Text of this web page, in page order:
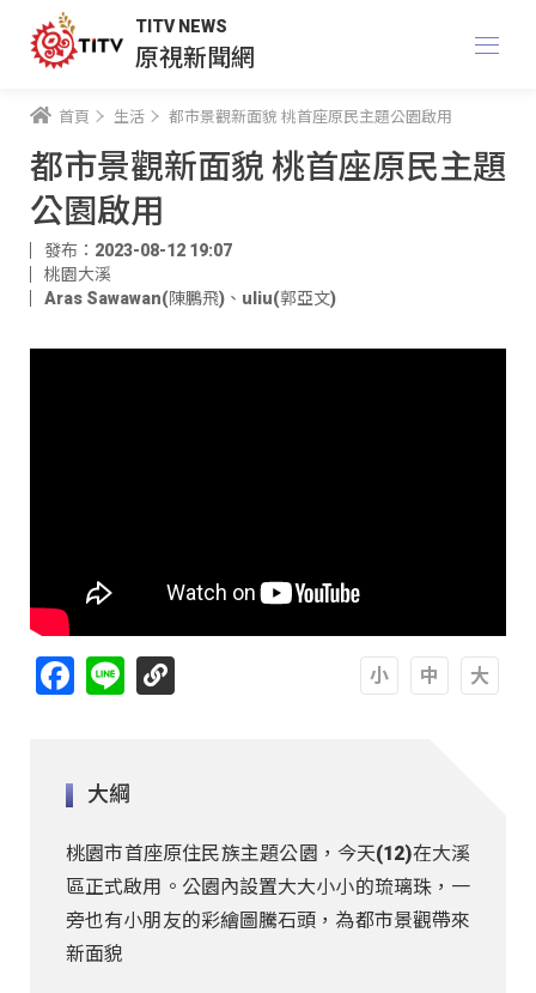
TITV NEWS
原視新聞網
首頁 生活 都市景觀新面貌 桃首座原民主題公園啟用
都市景觀新面貌 桃首座原民主題
公園啟用
發布：2023-08-12 19:07
桃園大溪
Aras Sawawan(陳鵬飛) 、 uliu(郭亞文)
Facebook
Line
大綱
桃園市首座原住民族主題公園，今天(12)在大溪
區正式啟用。公園內設置大大小小的琉璃珠，一
旁也有小朋友的彩繪圖騰石頭，為都市景觀帶來
新面貌